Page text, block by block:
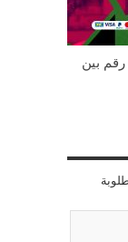
سبورت الفنطاس / 52520080 / رقم بين